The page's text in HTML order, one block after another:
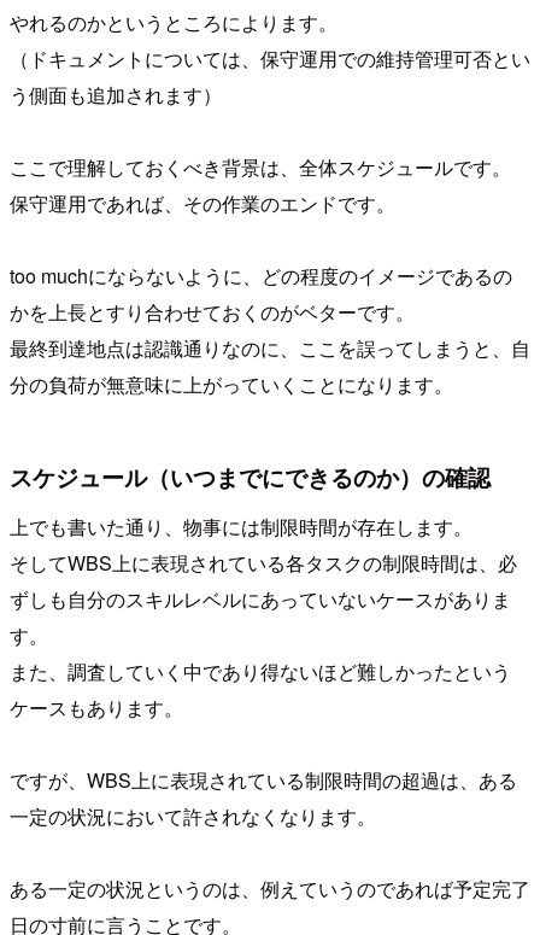
やれるのかというところによります。
（ドキュメントについては、保守運用での維持管理可否とい
う側面も追加されます）
ここで理解しておくべき背景は、全体スケジュールです。
保守運用であれば、その作業のエンドです。
too muchにならないように、どの程度のイメージであるの
かを上長とすり合わせておくのがベターです。
最終到達地点は認識通りなのに、ここを誤ってしまうと、自
分の負荷が無意味に上がっていくことになります。
スケジュール（いつまでにできるのか）の確認
上でも書いた通り、物事には制限時間が存在します。
そしてWBS上に表現されている各タスクの制限時間は、必
ずしも自分のスキルレベルにあっていないケースがありま
す。
また、調査していく中であり得ないほど難しかったという
ケースもあります。
ですが、WBS上に表現されている制限時間の超過は、ある
一定の状況において許されなくなります。
ある一定の状況というのは、例えていうのであれば予定完了
日の寸前に言うことです。